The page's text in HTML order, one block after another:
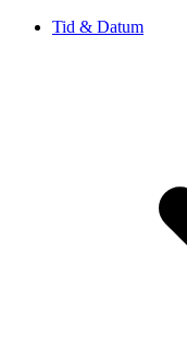
Tid & Datum